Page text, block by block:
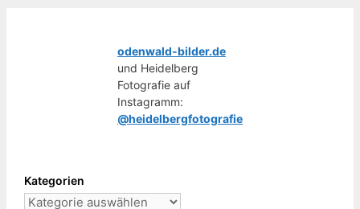
odenwald-bilder.de
und Heidelberg
Fotografie auf
Instagramm:
@heidelbergfotografie
Kategorien
Kategorien